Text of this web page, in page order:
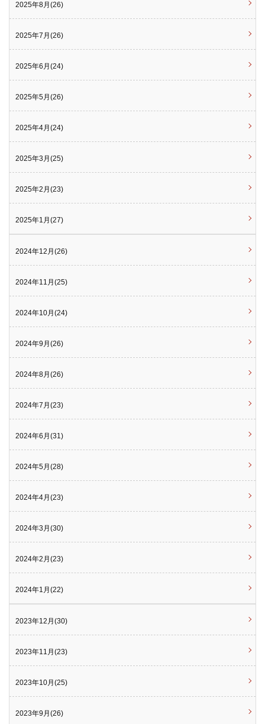
2025年8月(26)
2025年7月(26)
2025年6月(24)
2025年5月(26)
2025年4月(24)
2025年3月(25)
2025年2月(23)
2025年1月(27)
2024年12月(26)
2024年11月(25)
2024年10月(24)
2024年9月(26)
2024年8月(26)
2024年7月(23)
2024年6月(31)
2024年5月(28)
2024年4月(23)
2024年3月(30)
2024年2月(23)
2024年1月(22)
2023年12月(30)
2023年11月(23)
2023年10月(25)
2023年9月(26)